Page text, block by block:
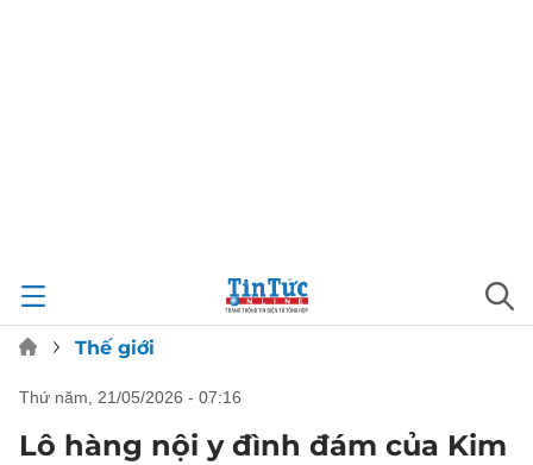
Thế giới
thứ năm, 21/05/2026 - 07:16
Lô hàng nội y đình đám của Kim